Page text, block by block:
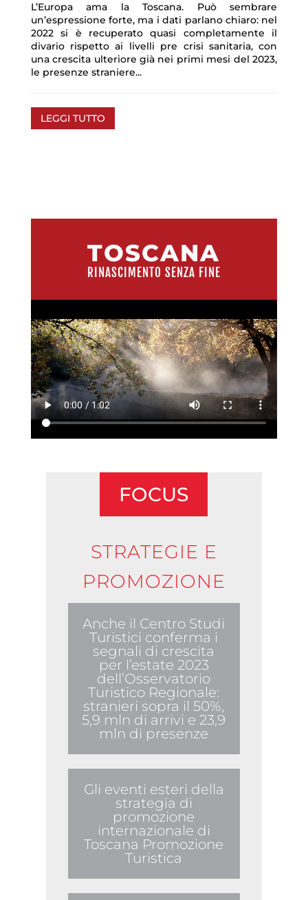
L’Europa ama la Toscana. Può sembrare
un’espressione forte, ma i dati parlano chiaro: nel
2022 si è recuperato quasi completamente il
divario rispetto ai livelli pre crisi sanitaria, con
una crescita ulteriore già nei primi mesi del 2023,
le presenze straniere...
LEGGI TUTTO
TOSCANA
RINASCIMENTO SENZA FINE
FOCUS
STRATEGIE E
PROMOZIONE
Anche il Centro Studi
Turistici conferma i
segnali di crescita
per l’estate 2023
dell’Osservatorio
Turistico Regionale:
stranieri sopra il 50%,
5,9 mln di arrivi e 23,9
mln di presenze
Gli eventi esteri della
strategia di
promozione
internazionale di
Toscana Promozione
Turistica